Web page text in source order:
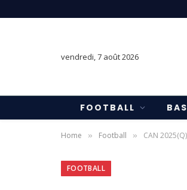
vendredi, 7 août 2026
FOOTBALL
Home » Football » CAN
FOOTBALL